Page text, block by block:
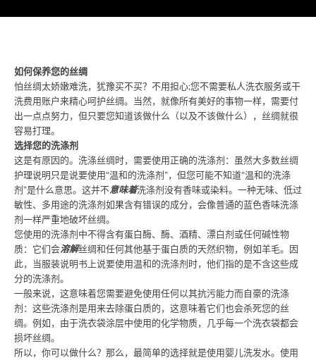
如何保养您的丝绸
怕丝绸太娇嫩难洗，犹豫买不买？不用担心;您不需要私人洗衣服务或干
洗费用账户来精心呵护丝绸。当然，就像所有美好的事物一样，需要付
出一点点努力，但只要您知道该做什么（以及不该做什么），丝绸就很
容易打理。
选择您的洗涤剂
这是有原因的。洗涤丝绸时，需要使用正确的洗涤剂：虽然大多数丝绸
护理说明只是说要使用“温和的洗涤剂”，但您可能不知道“温和的洗涤
剂”是什么意思。这并不意味着洗涤剂没有香味或染料。一种无味、低过
敏性、多用途的洗涤剂如果含有错误的成分，会像普通的蓝色香味洗涤
剂一样严重地破坏丝绸。
您使用的洗涤剂中不得含有蛋白酶、酶、酒精、漂白剂或任何碱性物
质：它们会溶解丝绸和任何其他基于蛋白质的天然织物，例如羊毛。因
此，当服装说明书上说要使用温和的洗涤剂时，他们指的是不含这些成
分的洗涤剂。
一般来说，这意味着您需要避免使用任何以其抗污能力而自豪的洗涤
剂：这些洗涤剂是用来去除蛋白质的，这意味着它们也会杀死您的丝
绸。例如，由于洗衣袋涂层中使用的化学物质，几乎每一个洗衣袋都会
损坏丝绸。
所以，你可以做什么？那么，最简​​单的选择就是使用婴儿洗发水。使用